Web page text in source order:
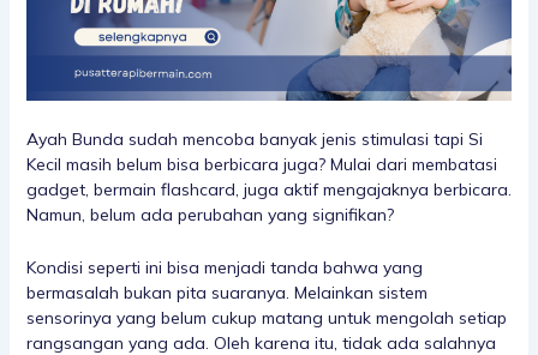
Ayah Bunda sudah mencoba banyak jenis stimulasi tapi Si
Kecil masih belum bisa berbicara juga? Mulai dari membatasi
gadget, bermain flashcard, juga aktif mengajaknya berbicara.
Namun, belum ada perubahan yang signifikan?
Kondisi seperti ini bisa menjadi tanda bahwa yang
bermasalah bukan pita suaranya. Melainkan sistem
sensorinya yang belum cukup matang untuk mengolah setiap
rangsangan yang ada. Oleh karena itu, tidak ada salahnya